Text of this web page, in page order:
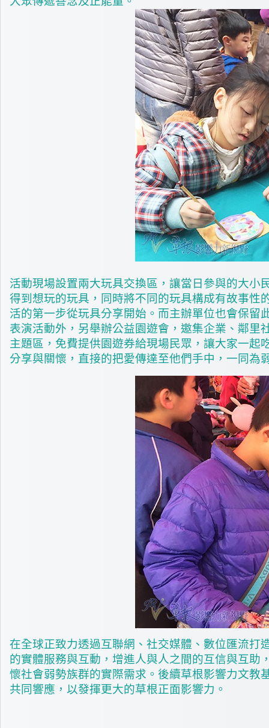
活動現場設置兩大玩具交換區，讓當日參與的大
得到想玩的玩具，同時將不同的玩具構成有故事性
活的第一步從玩具分享開始。而主辦單位也會保
表演活動外，另舉辦公益園遊會，邀集企業、鄰
主題區，免費提供園遊券給現場民眾，讓大家一
分享與關懷，直接的把愛傳達至他們手中，一同為
在全球正致力透過互聯網、社交媒體、數位匯流打
的實體服務與互動，增進人與人之間的互信與互
懷社會弱勢族群的實際需求。後續草根影響力文教
共同響應，以發揮更大的草根正面影響力。